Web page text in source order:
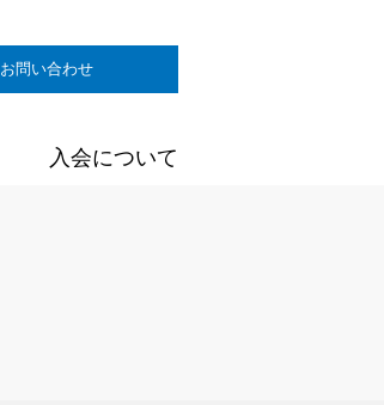
お問い合わせ
入会について